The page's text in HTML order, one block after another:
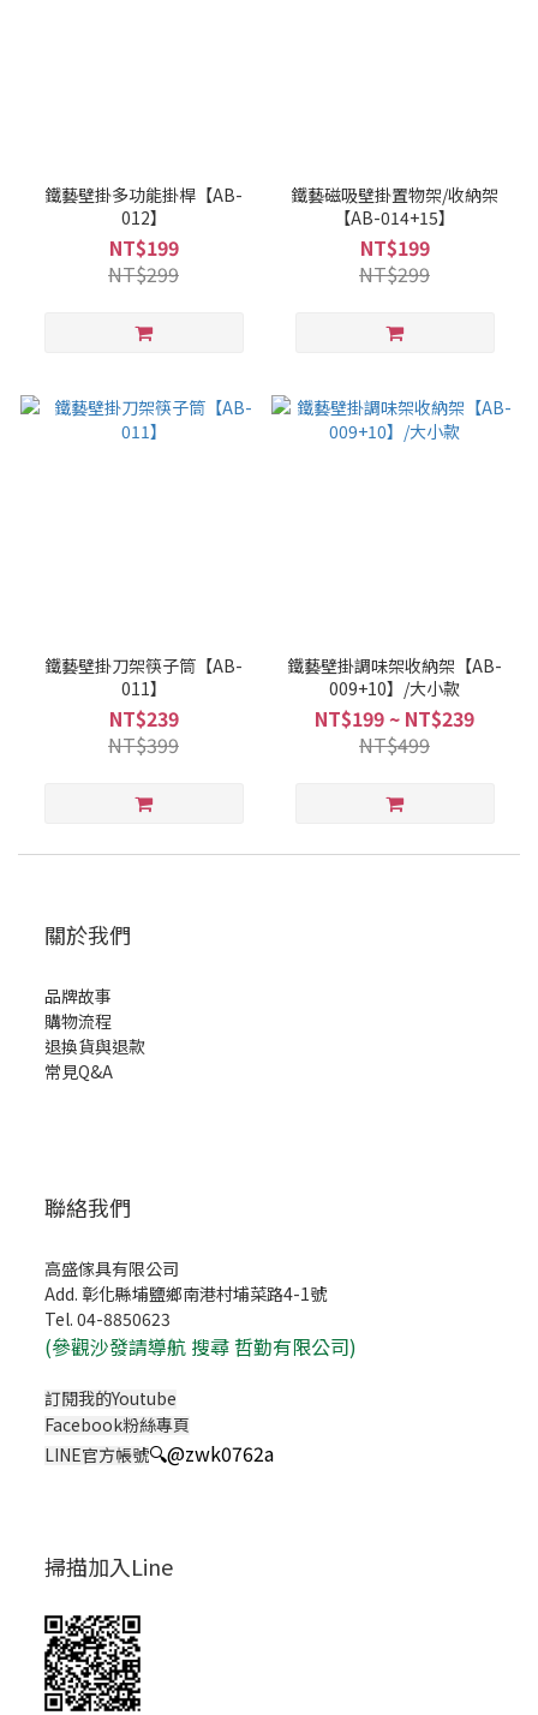
鐵藝壁掛多功能掛桿【AB-
012】
NT$199
NT$299
鐵藝磁吸壁掛置物架/收納架
【AB-014+15】
NT$199
NT$299
鐵藝壁掛刀架筷子筒【AB-
011】
NT$239
NT$399
鐵藝壁掛調味架收納架【AB-
009+10】/大小款
NT$199 ~ NT$239
NT$499
關於我們
品牌故事
購物流程
退換貨與退款
常見Q&A
聯絡我們
高盛傢具有限公司
Add. 彰化縣埔鹽鄉南港村埔菜路4-1號
Tel. 04-8850623
(參觀沙發請導航 搜尋 哲勤有限公司)
訂閱我的Youtube
Facebook粉絲專頁
LINE官方帳號🔍@zwk0762a
掃描加入Line